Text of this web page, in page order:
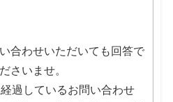
合わせいただいても回答で
さいませ。
過しているお問い合わせ